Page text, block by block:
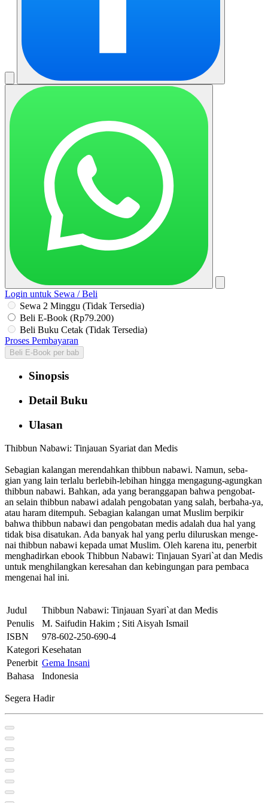
Login untuk Sewa / Beli
Sewa 2 Minggu (Tidak Tersedia)
Beli E-Book (Rp79.200)
Beli Buku Cetak (Tidak Tersedia)
Proses Pembayaran
Beli E-Book per bab
Sinopsis
Detail Buku
Ulasan
Thibbun Nabawi: Tinjauan Syariat dan Medis
Sebagian kalangan merendahkan thibbun nabawi. Namun, seba-
gian yang lain terlalu berlebih-lebihan hingga mengagung-agungkan
thibbun nabawi. Bahkan, ada yang beranggapan bahwa pengobat-
an selain thibbun nabawi adalah pengobatan yang salah, berbaha-ya,
atau haram ditempuh. Sebagian kalangan umat Muslim berpikir
bahwa thibbun nabawi dan pengobatan medis adalah dua hal yang
tidak bisa disatukan. Ada banyak hal yang perlu diluruskan menge-
nai thibbun nabawi kepada umat Muslim. Oleh karena itu, penerbit
menghadirkan ebook Thibbun Nabawi: Tinjauan Syari`at dan Medis
untuk menghilangkan keresahan dan kebingungan para pembaca
mengenai hal ini.
Judul
Thibbun Nabawi: Tinjauan Syari`at dan Medis
Penulis
M. Saifudin Hakim ; Siti Aisyah Ismail
ISBN
978-602-250-690-4
Kategori Kesehatan
Penerbit Gema Insani
Bahasa
Indonesia
Segera Hadir